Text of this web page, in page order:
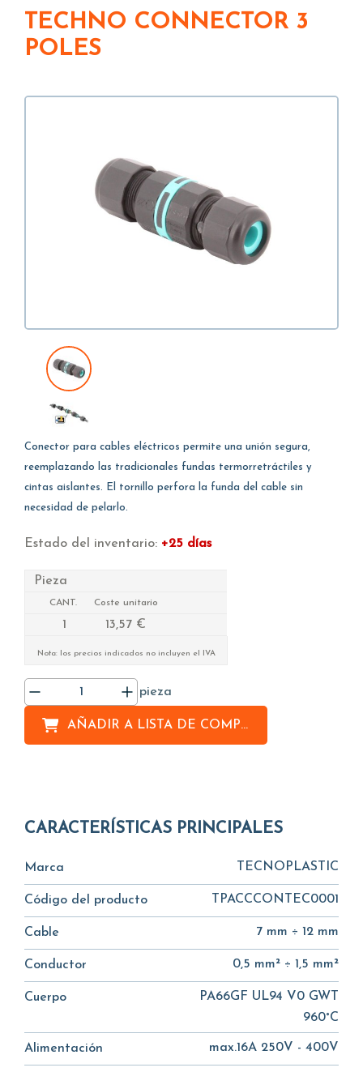
TECHNO CONNECTOR 3
POLES
Conector para cables eléctricos permite una unión segura,
reemplazando las tradicionales fundas termorretráctiles y
cintas aislantes. El tornillo perfora la funda del cable sin
necesidad de pelarlo.
Estado del inventario: +25 días
Pieza
CANT. Coste unitario
1 13,57 €
Nota: los precios indicados no incluyen el IVA
pieza
AÑADIR ALISTA DE COMPRAS
CARACTERÍSTICAS PRINCIPALES
Marca TECNOPLASTIC
Código del producto TPACCCONTEC0001
Cable 7 mm ÷ 12 mm
Conductor 0,5 mm² ÷ 1,5 mm²
Cuerpo
PA66GF UL94 V0 GWT
960°C
Alimentación max.16A 250V - 400V